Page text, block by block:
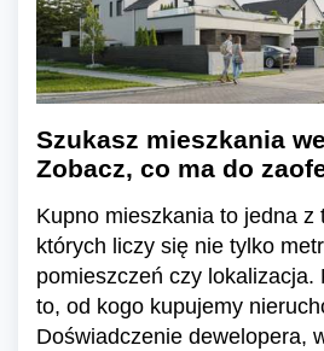
Szukasz mieszkania
Zobacz, co ma do
Kupno mieszkania to jedna z
których liczy się nie tylko
pomieszczeń czy lokalizacja.
to, od kogo kupujemy
Doświadczenie dewelopera,